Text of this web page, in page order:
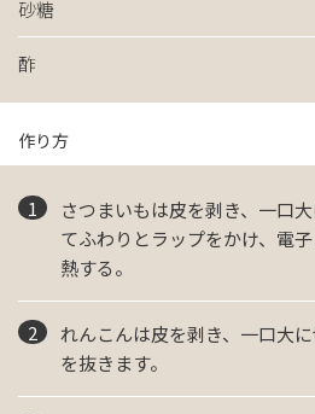
砂糖
酢
作り方
さつまいもは皮を剥き、一口
てふわりとラップをかけ、電
熱する。
れんこんは皮を剥き、一口大
を抜きます。